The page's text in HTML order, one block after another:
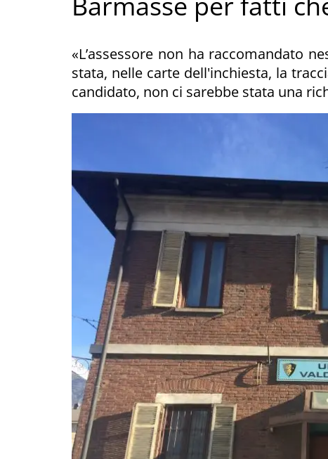
«L’assessore non ha raccomandato
stata, nelle carte dell'inchiesta, la
candidato, non ci sarebbe stata una